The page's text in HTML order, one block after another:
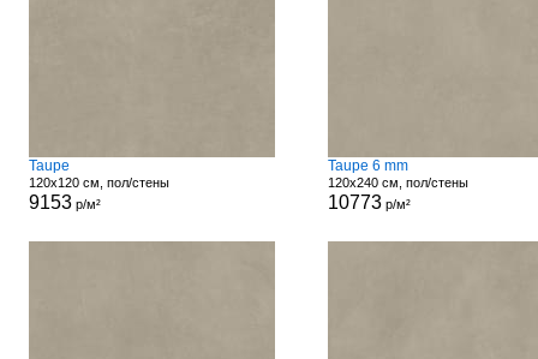
Taupe
120x120 см, пол/стены
9153р/м²
Taupe 6 mm
120x240 см, пол/стены
10773р/м²